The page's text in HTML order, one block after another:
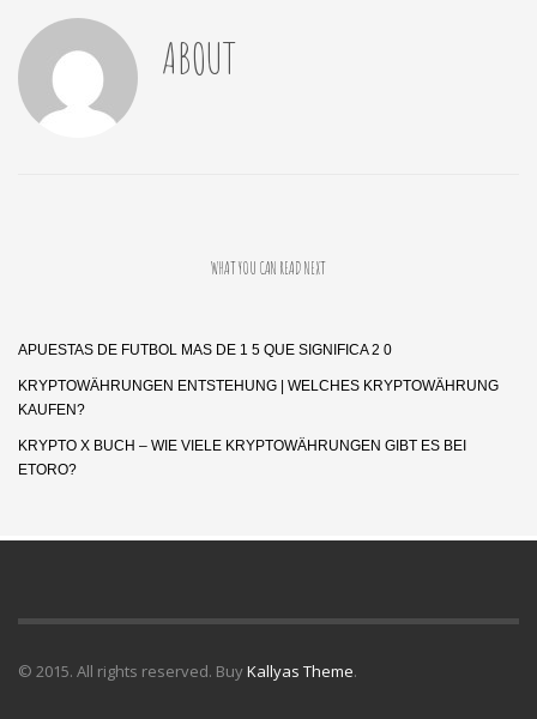
ABOUT
WHAT YOU CAN READ NEXT
APUESTAS DE FUTBOL MAS DE 1 5 QUE SIGNIFICA 2 0
KRYPTOWÄHRUNGEN ENTSTEHUNG | WELCHES KRYPTOWÄHRUNG
KAUFEN?
KRYPTO X BUCH – WIE VIELE KRYPTOWÄHRUNGEN GIBT ES BEI
ETORO?
© 2015. All rights reserved. BuyKallyas Theme.